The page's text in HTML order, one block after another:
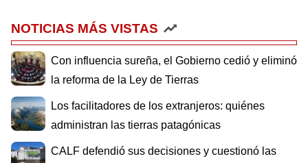
NOTICIAS MÁS VISTAS
Con influencia sureña, el Gobierno cedió y eliminó
la reforma de la Ley de Tierras
Los facilitadores de los extranjeros: quiénes
administran las tierras patagónicas
CALF defendió sus decisiones y cuestionó las